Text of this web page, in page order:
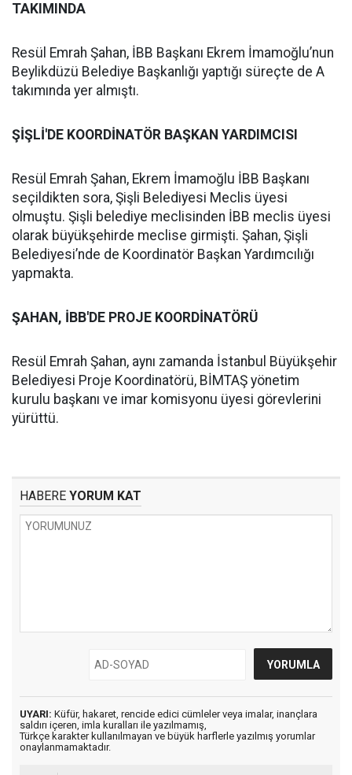
TAKIMINDA
Resül Emrah Şahan, İBB Başkanı Ekrem İmamoğlu’nun
Beylikdüzü Belediye Başkanlığı yaptığı süreçte de A
takımında yer almıştı.
ŞİŞLİ'DE KOORDİNATÖR BAŞKAN YARDIMCISI
Resül Emrah Şahan, Ekrem İmamoğlu İBB Başkanı
seçildikten sora, Şişli Belediyesi Meclis üyesi
olmuştu. Şişli belediye meclisinden İBB meclis üyesi
olarak büyükşehirde meclise girmişti. Şahan, Şişli
Belediyesi’nde de Koordinatör Başkan Yardımcılığı
yapmakta.
ŞAHAN, İBB'DE PROJE KOORDİNATÖRÜ
Resül Emrah Şahan, aynı zamanda İstanbul Büyükşehir
Belediyesi Proje Koordinatörü, BİMTAŞ yönetim
kurulu başkanı ve imar komisyonu üyesi görevlerini
yürüttü.
HABERE YORUM KAT
UYARI: Küfür, hakaret, rencide edici cümleler veya imalar, inançlara
saldırı içeren, imla kuralları ile yazılmamış,
Türkçe karakter kullanılmayan ve büyük harflerle yazılmış yorumlar
onaylanmamaktadır.